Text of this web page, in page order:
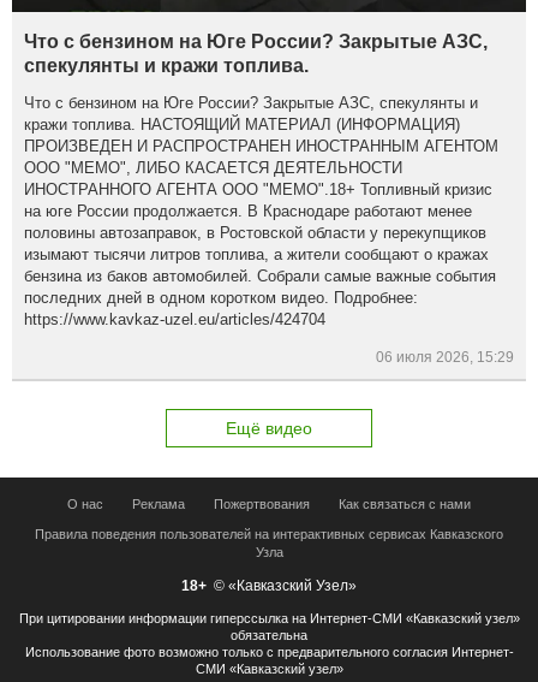
Что с бензином на Юге России? Закрытые АЗС,
спекулянты и кражи топлива.
Что с бензином на Юге России? Закрытые АЗС, спекулянты и
кражи топлива. НАСТОЯЩИЙ МАТЕРИАЛ (ИНФОРМАЦИЯ)
ПРОИЗВЕДЕН И РАСПРОСТРАНЕН ИНОСТРАННЫМ АГЕНТОМ
ООО "МЕМО", ЛИБО КАСАЕТСЯ ДЕЯТЕЛЬНОСТИ
ИНОСТРАННОГО АГЕНТА ООО "МЕМО".18+ Топливный кризис
на юге России продолжается. В Краснодаре работают менее
половины автозаправок, в Ростовской области у перекупщиков
изымают тысячи литров топлива, а жители сообщают о кражах
бензина из баков автомобилей. Собрали самые важные события
последних дней в одном коротком видео. Подробнее:
https://www.kavkaz-uzel.eu/articles/424704
06 июля 2026, 15:29
Ещё видео
О нас Реклама Пожертвования Как связаться с нами
Правила поведения пользователей на интерактивных сервисах Кавказского
Узла
18+ © «Кавказский Узел»
При цитировании информации гиперссылка на Интернет-СМИ «Кавказский узел»
обязательна
Использование фото возможно только с предварительного согласия Интернет-
СМИ «Кавказский узел»